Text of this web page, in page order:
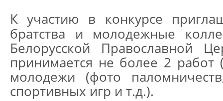
К участию в конкурсе
братства и молодежные
Белорусской Православной
принимается не более 2
молодежи (фото
спортивных игр и т.д.).